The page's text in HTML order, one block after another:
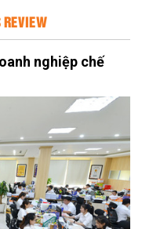
REVIEW
nghiệp chế